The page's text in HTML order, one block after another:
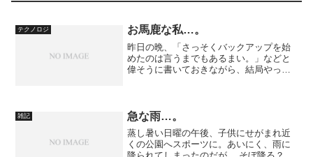
テクノロジ お馬鹿な私…。
昨日の晩、「さっそくバックアップを始
めたのは言うまでもあるまい。」などと
偉そうに書いておきながら、結局やって
たわけだが…。
雑記 急な雨…。
蒸し暑い日曜の午後、子供にせがまれ近
くの公園へスポーツに。あいにく、雨に